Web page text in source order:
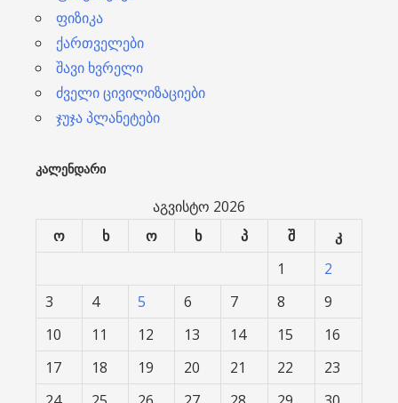
ფიზიკა
ქართველები
შავი ხვრელი
ძველი ცივილიზაციები
ჯუჯა პლანეტები
ᲙᲐᲚᲔᲜᲓᲐᲠᲘ
აგვისტო 2026
ო
ხ ო ხ პ შ
კ
1
2
3
4 5 6 7 8
9
10
11 12 13 14 15
16
17
18 19 20 21 22
23